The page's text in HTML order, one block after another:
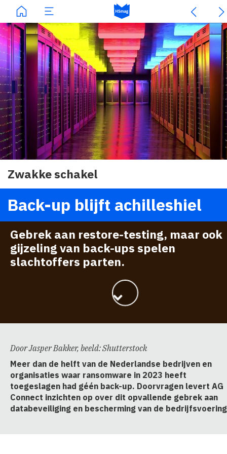
Zwakke schakel
Back-up blijft achilleshiel
Gebrek aan restore-testing, maar ook
gijzeling van back-ups spelen
slachtoffers parten.
Door Jasper Bakker, beeld: Shutterstock
Meer dan de helft van de Nederlandse bedrijven en
organisaties waar ransomware in 2023 heeft
toegeslagen had géén back-up. Doorvragen levert AG
Connect inzichten op over dit opvallende gebrek aan
databeveiliging en bescherming van de